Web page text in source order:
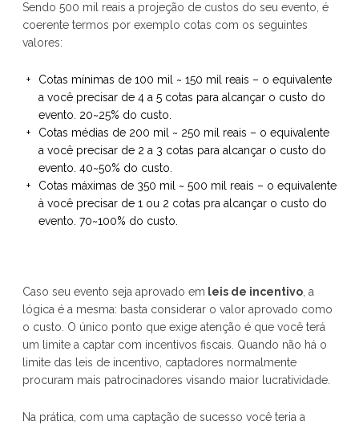
Sendo 500 mil reais a projeção de custos do seu evento, é
coerente termos por exemplo cotas com os seguintes
valores:
Cotas mínimas de 100 mil ~ 150 mil reais – o equivalente
a você precisar de 4 a 5 cotas para alcançar o custo do
evento. 20~25% do custo.
Cotas médias de 200 mil ~ 250 mil reais – o equivalente
a você precisar de 2 a 3 cotas para alcançar o custo do
evento. 40~50% do custo.
Cotas máximas de 350 mil ~ 500 mil reais – o equivalente
à você precisar de 1 ou 2 cotas pra alcançar o custo do
evento. 70~100% do custo.
Caso seu evento seja aprovado em leis de incentivo, a
lógica é a mesma: basta considerar o valor aprovado como
o custo. O único ponto que exige atenção é que você terá
um limite a captar com incentivos fiscais. Quando não há o
limite das leis de incentivo, captadores normalmente
procuram mais patrocinadores visando maior lucratividade.
Na prática, com uma captação de sucesso você teria a